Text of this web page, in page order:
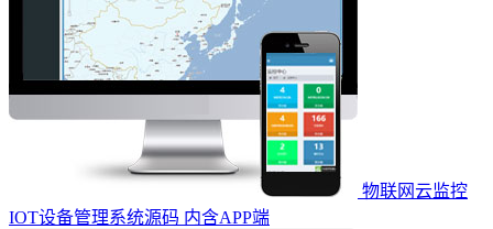
物联网云监控
IOT设备管理系统源码 内含APP端